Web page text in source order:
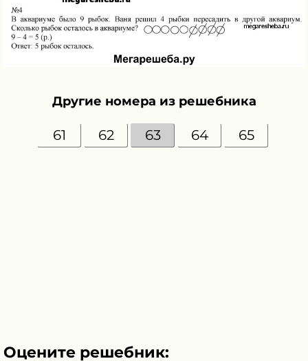
Другие номера из решебника
61 62 63 64 65
Оцените решебник: